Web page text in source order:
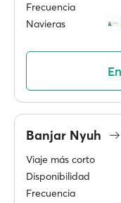
Frecuencia
Navieras
Banjar Nyuh
Viaje más corto
Disponibilidad
Frecuencia